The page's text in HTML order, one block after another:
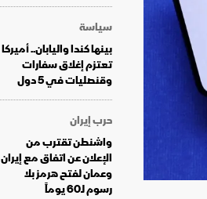
سياسة
بينها كندا واليابان.. أميركا
تعتزم إغلاق سفارات
وقنصليات في 5 دول
حرب إيران
واشنطن تقترب من
الإعلان عن اتفاق مع إيران
وعمان لفتح هرمز بلا
رسوم لـ60 يوماً